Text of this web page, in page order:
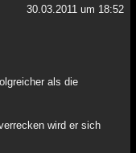
30.03.2011 um 18:52
als die
wird er sich